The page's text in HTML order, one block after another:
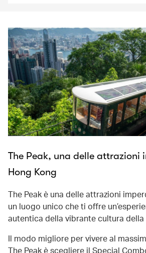
The Peak, una delle attrazioni
Hong Kong
The Peak è una delle attrazioni
un luogo unico che ti offre
autentica della vibrante cultura
Il modo migliore per vivere al
The Peak è scegliere il Special